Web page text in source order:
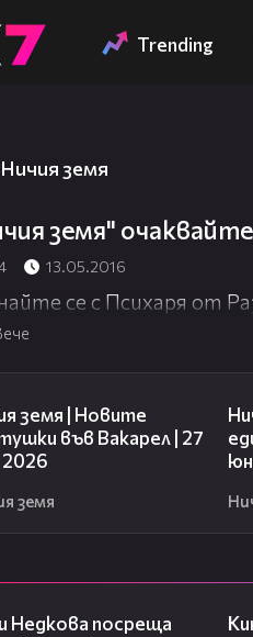
Trending
Ничия земя
земя"
13.05.2016
се с Психаря от
земя | Новите
във Вакарел | 27
земя
Недкова посреща